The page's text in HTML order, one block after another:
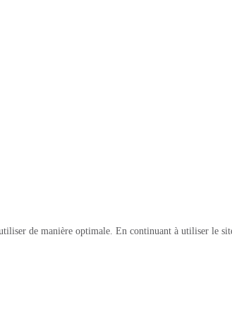
de manière optimale. En continuant à utiliser le